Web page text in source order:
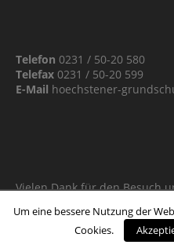
Telefon 0231 / 50-20 580
Telefax 0231 / 50-20 599
E-Mail hoechstener-
Vielen Dank für den Besuch
Um eine bessere Nutzung der
Cookies.